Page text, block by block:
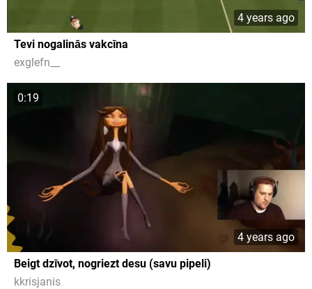
4 years ago
Tevi nogalinās vakcīna
exglefn__
0:19
4 years ago
Beigt dzīvot, nogriezt desu (savu pipeli)
kkrisjanis